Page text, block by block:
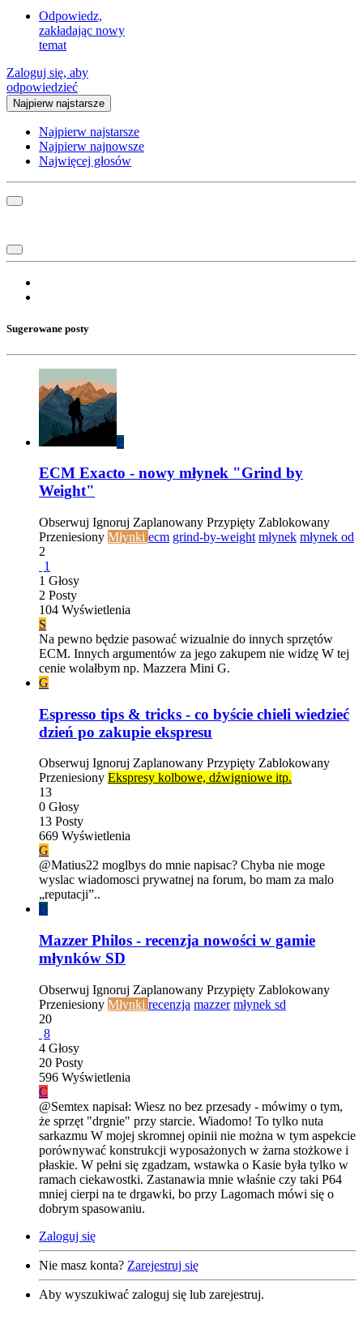
Odpowiedz,
zakładając nowy
temat
Zaloguj się, aby
odpowiedzieć
Najpierw najstarsze
Najpierw najstarsze
Najpierw najnowsze
Najwięcej głosów
Sugerowane posty
P
ECM Exacto - nowy młynek "Grind by
Weight"
Obserwuj Ignoruj Zaplanowany Przypięty Zablokowany
Przeniesiony Młynki ecm grind-by-weight młynek młynek od
2
1
1 Głosy
2 Posty
104 Wyświetlenia
S
Na pewno będzie pasować wizualnie do innych sprzętów
ECM. Innych argumentów za jego zakupem nie widzę W tej
cenie wolałbym np. Mazzera Mini G.
G
Espresso tips & tricks - co byście chieli wiedzieć
dzień po zakupie ekspresu
Obserwuj Ignoruj Zaplanowany Przypięty Zablokowany
Przeniesiony Ekspresy kolbowe, dźwigniowe itp.
13
0 Głosy
13 Posty
669 Wyświetlenia
G
@Matius22 moglbys do mnie napisac? Chyba nie moge
wyslac wiadomosci prywatnej na forum, bo mam za malo
„reputacji”..
B
Mazzer Philos - recenzja nowości w gamie
młynków SD
Obserwuj Ignoruj Zaplanowany Przypięty Zablokowany
Przeniesiony Młynki recenzja mazzer młynek sd
20
8
4 Głosy
20 Posty
596 Wyświetlenia
C
@Semtex napisał: Wiesz no bez przesady - mówimy o tym,
że sprzęt "drgnie" przy starcie. Wiadomo! To tylko nuta
sarkazmu W mojej skromnej opinii nie można w tym aspekcie
porównywać konstrukcji wyposażonych w żarna stożkowe i
płaskie. W pełni się zgadzam, wstawka o Kasie była tylko w
ramach ciekawostki. Zastanawia mnie właśnie czy taki P64
mniej cierpi na te drgawki, bo przy Lagomach mówi się o
dobrym spasowaniu.
Zaloguj się
Nie masz konta? Zarejestruj się
Aby wyszukiwać zaloguj się lub zarejestruj.